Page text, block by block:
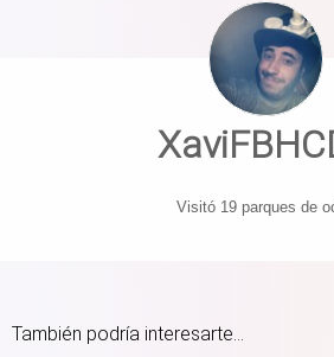
Visitó 19 parques de
También podría interesarte...